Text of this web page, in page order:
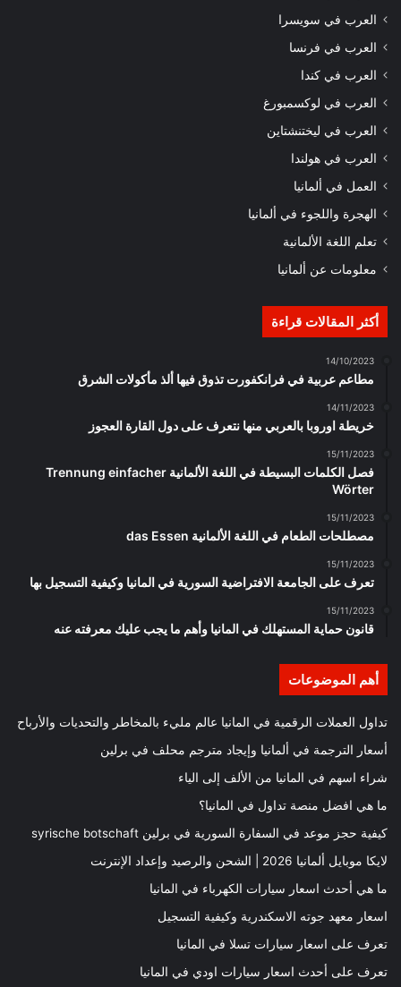
العرب في سويسرا
العرب في فرنسا
العرب في كندا
العرب في لوكسمبورغ
العرب في ليختنشتاين
العرب في هولندا
العمل في ألمانيا
الهجرة واللجوء في ألمانيا
تعلم اللغة الألمانية
معلومات عن ألمانيا
أكثر المقالات قراءة
14/10/2023
مطاعم عربية في فرانكفورت تذوق فيها ألذ مأكولات الشرق
14/11/2023
خريطة اوروبا بالعربي منها نتعرف على دول القارة العجوز
15/11/2023
فصل الكلمات البسيطة في اللغة الألمانية Trennung einfacher
Wörter
15/11/2023
مصطلحات الطعام في اللغة الألمانية das Essen
15/11/2023
تعرف على الجامعة الافتراضية السورية في المانيا وكيفية التسجيل بها
15/11/2023
قانون حماية المستهلك في المانيا وأهم ما يجب عليك معرفته عنه
أهم الموضوعات
تداول العملات الرقمية في المانيا عالم مليء بالمخاطر والتحديات والأرباح
أسعار الترجمة في ألمانيا وإيجاد مترجم محلف في برلين
شراء اسهم في المانيا من الألف إلى الياء
ما هي افضل منصة تداول في المانيا؟
كيفية حجز موعد في السفارة السورية في برلين syrische botschaft
لايكا موبايل ألمانيا 2026 | الشحن والرصيد وإعداد الإنترنت
ما هي أحدث اسعار سيارات الكهرباء في المانيا
اسعار معهد جوته الاسكندرية وكيفية التسجيل
تعرف على اسعار سيارات تسلا في المانيا
تعرف على أحدث اسعار سيارات اودي في المانيا